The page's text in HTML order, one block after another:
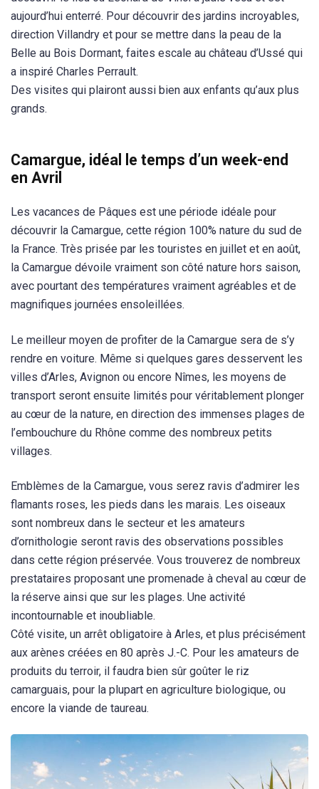
aujourd’hui enterré. Pour découvrir des jardins incroyables,
direction Villandry et pour se mettre dans la peau de la
Belle au Bois Dormant, faites escale au château d’Ussé qui
a inspiré Charles Perrault.
Des visites qui plairont aussi bien aux enfants qu’aux plus
grands.
Camargue, idéal le temps d’un week-end
en Avril
Les vacances de Pâques est une période idéale pour
découvrir la Camargue, cette région 100% nature du sud de
la France. Très prisée par les touristes en juillet et en août,
la Camargue dévoile vraiment son côté nature hors saison,
avec pourtant des températures vraiment agréables et de
magnifiques journées ensoleillées.
Le meilleur moyen de profiter de la Camargue sera de s’y
rendre en voiture. Même si quelques gares desservent les
villes d’Arles, Avignon ou encore Nîmes, les moyens de
transport seront ensuite limités pour véritablement plonger
au cœur de la nature, en direction des immenses plages de
l’embouchure du Rhône comme des nombreux petits
villages.
Emblèmes de la Camargue, vous serez ravis d’admirer les
flamants roses, les pieds dans les marais. Les oiseaux
sont nombreux dans le secteur et les amateurs
d’ornithologie seront ravis des observations possibles
dans cette région préservée. Vous trouverez de nombreux
prestataires proposant une promenade à cheval au cœur de
la réserve ainsi que sur les plages. Une activité
incontournable et inoubliable.
Côté visite, un arrêt obligatoire à Arles, et plus précisément
aux arènes créées en 80 après J.-C. Pour les amateurs de
produits du terroir, il faudra bien sûr goûter le riz
camarguais, pour la plupart en agriculture biologique, ou
encore la viande de taureau.